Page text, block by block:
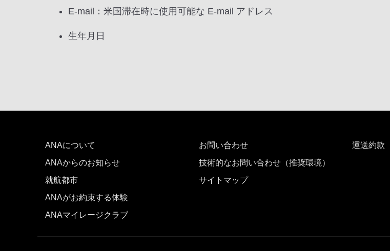
E-mail：米国滞在時に使用可能な E-mail アドレス
生年月日
ANAについて
ANAからのお知らせ
就航都市
ANAがお約束する体験
ANAマイレージクラブ
お問い合わせ
技術的なお問い合わせ（推奨環境）
サイトマップ
運送約款